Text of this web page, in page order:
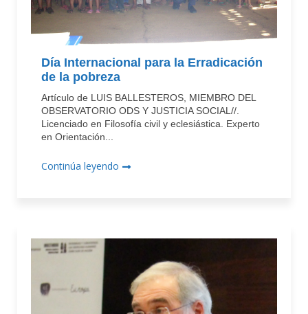
Día Internacional para la Erradicación
de la pobreza
Artículo de LUIS BALLESTEROS, MIEMBRO DEL
OBSERVATORIO ODS Y JUSTICIA SOCIAL//.
Licenciado en Filosofía civil y eclesiástica. Experto
en Orientación...
Continúa leyendo